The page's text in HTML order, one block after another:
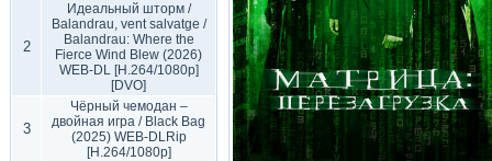
2
Идеальный шторм /
Balandrau, vent salvatge /
Balandrau: Where the
Fierce Wind Blew (2026)
WEB-DL [H.264/1080p]
[DVO]
3
Чёрный чемодан –
двойная игра / Black Bag
(2025) WEB-DLRip
[H.264/1080p]